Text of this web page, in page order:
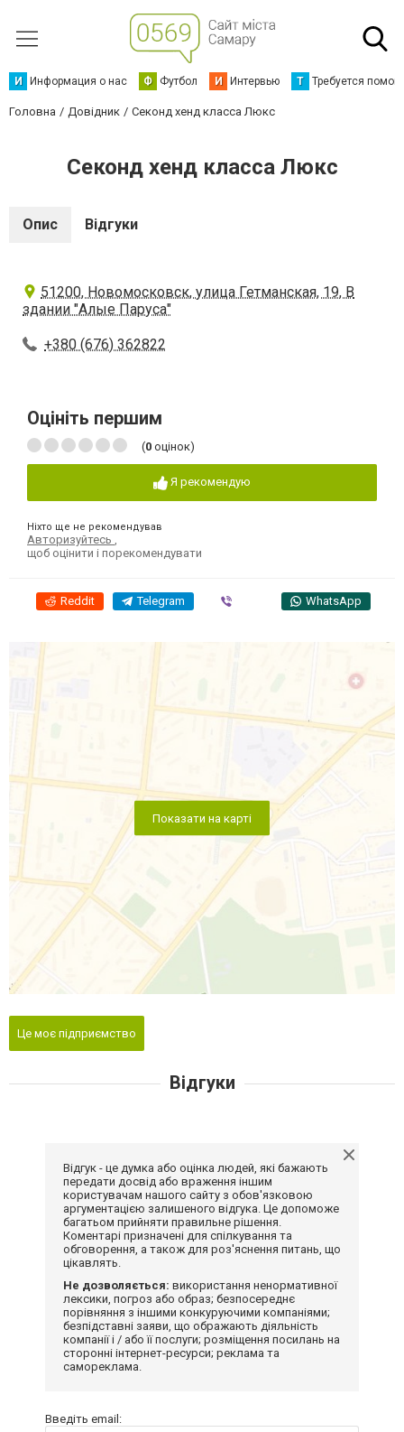
И Информация о нас Ф Футбол И Интервью Т Требуется
Головна Довідник Секонд хенд класса Люкс
Секонд хенд класса Люкс
Опис Відгуки
51200, Новомосковск, улица Гетманская, 19, В
здании "Алые Паруса"
+380 (676) 362822
Оцініть першим
(0 оцінок)
Я рекомендую
Ніхто ще не рекомендував
Авторизуйтесь
щоб оцінити і порекомендувати
Reddit Telegram WhatsApp
Показати на карті
Це моє підприємство
Відгуки
Відгук - це думка або оцінка людей, які бажають
передати досвід або враження іншим
користувачам нашого сайту з обов'язковою
аргументацією залишеного відгука. Це допоможе
багатьом прийняти правильне рішення.
Коментарі призначені для спілкування та
обговорення, а також для роз'яснення питань, що
цікавлять.
Не дозволяється: використання ненормативної
лексики, погроз або образ; безпосереднє
порівняння з іншими конкуруючими компаніями;
безпідставні заяви, що ображають діяльність
компанії і / або її послуги; розміщення посилань на
сторонні інтернет-ресурси; реклама та
самореклама.
Введіть email: